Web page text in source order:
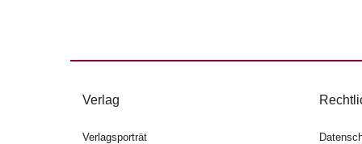
Verlag
Verlagsporträt